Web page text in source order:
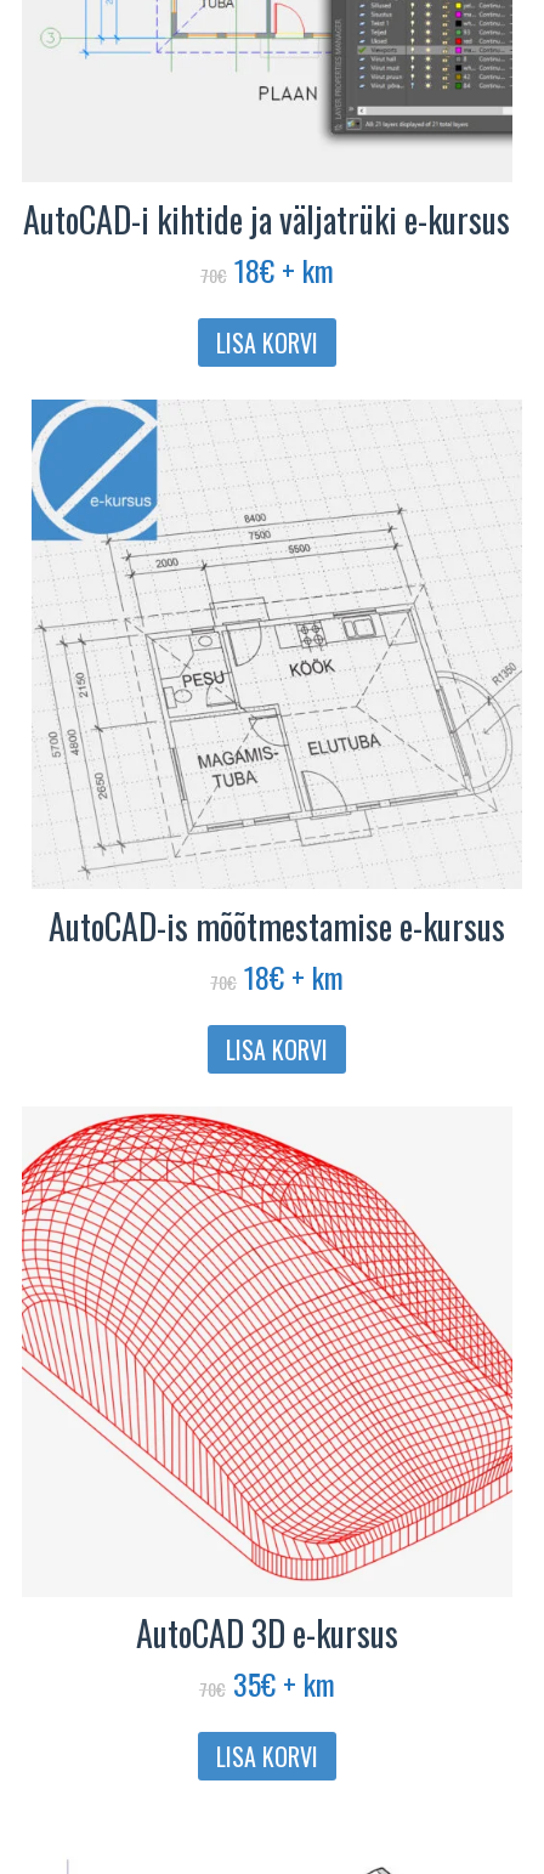
AutoCAD-i kihtide ja väljatrüki e-kursus
70€ Algne
oli:
70€.
18€Praegune
on:
18€.
+ km
LISA KORVI
AutoCAD-is mõõtmestamise e-kursus
70€ Algne
oli:
70€.
18€Praegune
on:
18€.
+ km
LISA KORVI
AutoCAD 3D e-kursus
70€ Algne
oli:
70€.
35€Praegune
on:
35€.
+ km
LISA KORVI